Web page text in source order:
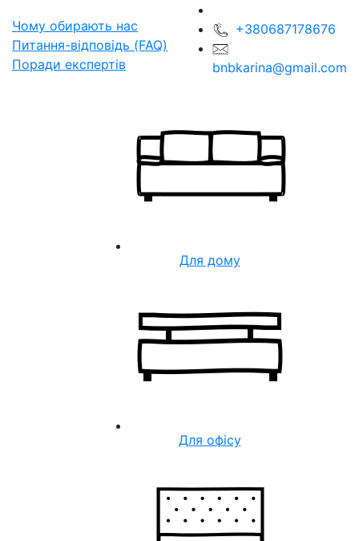
Чому обирають нас
Питання-відповідь (FAQ)
Поради експертів
+380687178676
bnbkarina@gmail.com
Для дому
Для офісу